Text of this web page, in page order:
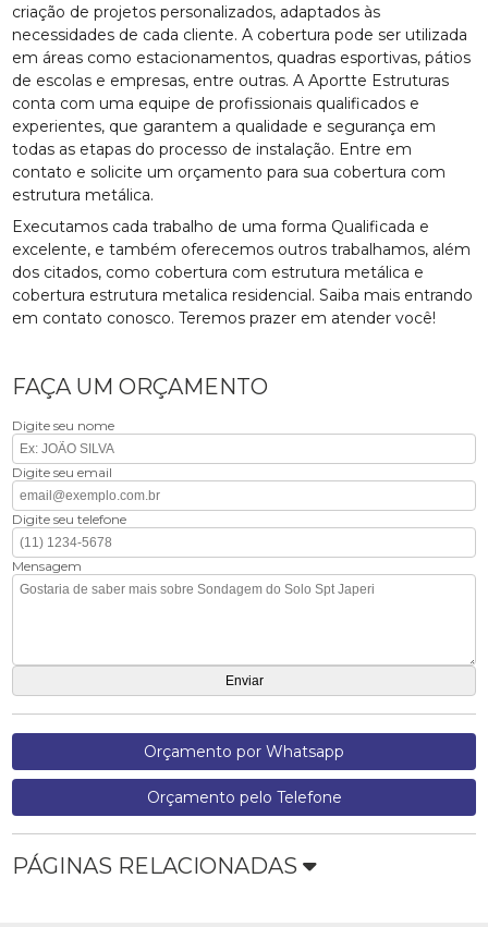
criação de projetos personalizados, adaptados às
necessidades de cada cliente. A cobertura pode ser utilizada
em áreas como estacionamentos, quadras esportivas, pátios
de escolas e empresas, entre outras. A Aportte Estruturas
conta com uma equipe de profissionais qualificados e
experientes, que garantem a qualidade e segurança em
todas as etapas do processo de instalação. Entre em
contato e solicite um orçamento para sua cobertura com
estrutura metálica.
Executamos cada trabalho de uma forma Qualificada e
excelente, e também oferecemos outros trabalhamos, além
dos citados, como cobertura com estrutura metálica e
cobertura estrutura metalica residencial. Saiba mais entrando
em contato conosco. Teremos prazer em atender você!
FAÇA UM ORÇAMENTO
Digite seu nome
Digite seu email
Digite seu telefone
Mensagem
Orçamento por Whatsapp
Orçamento pelo Telefone
PÁGINAS RELACIONADAS